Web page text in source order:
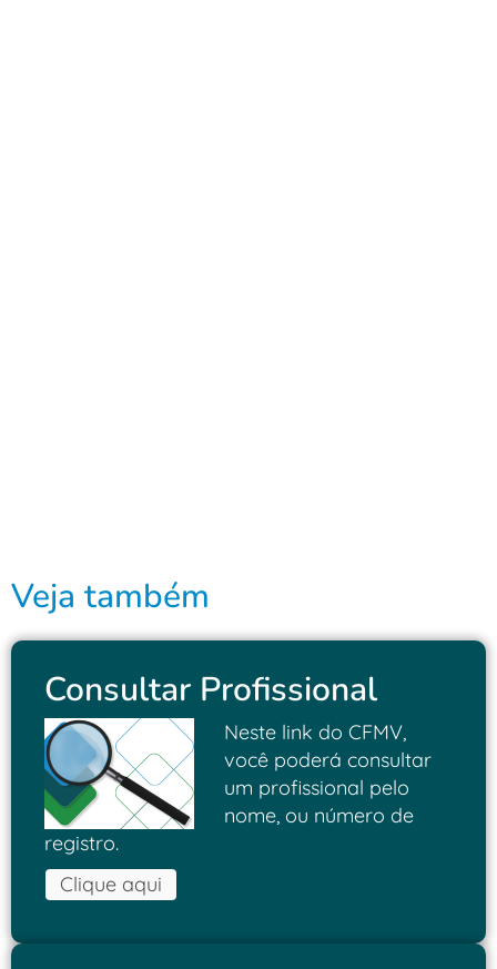
Veja também
Consultar Profissional
Neste link do CFMV,
você poderá consultar
um profissional pelo
nome, ou número de
registro.
Clique aqui